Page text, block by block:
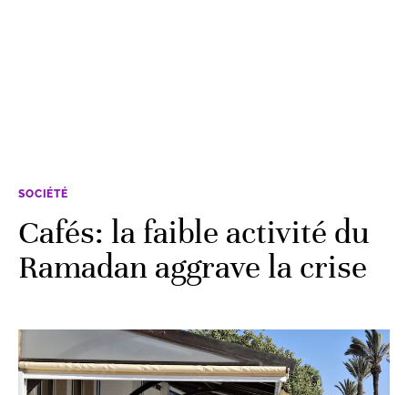
SOCIÉTÉ
Cafés: la faible activité du
Ramadan aggrave la crise